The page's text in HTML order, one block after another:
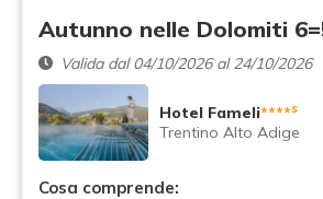
Autunno nelle Dolomiti
Valida dal 04/10/2026 al 24/10/2026
Hotel Fameli****s
Trentino Alto Adige
Cosa comprende: